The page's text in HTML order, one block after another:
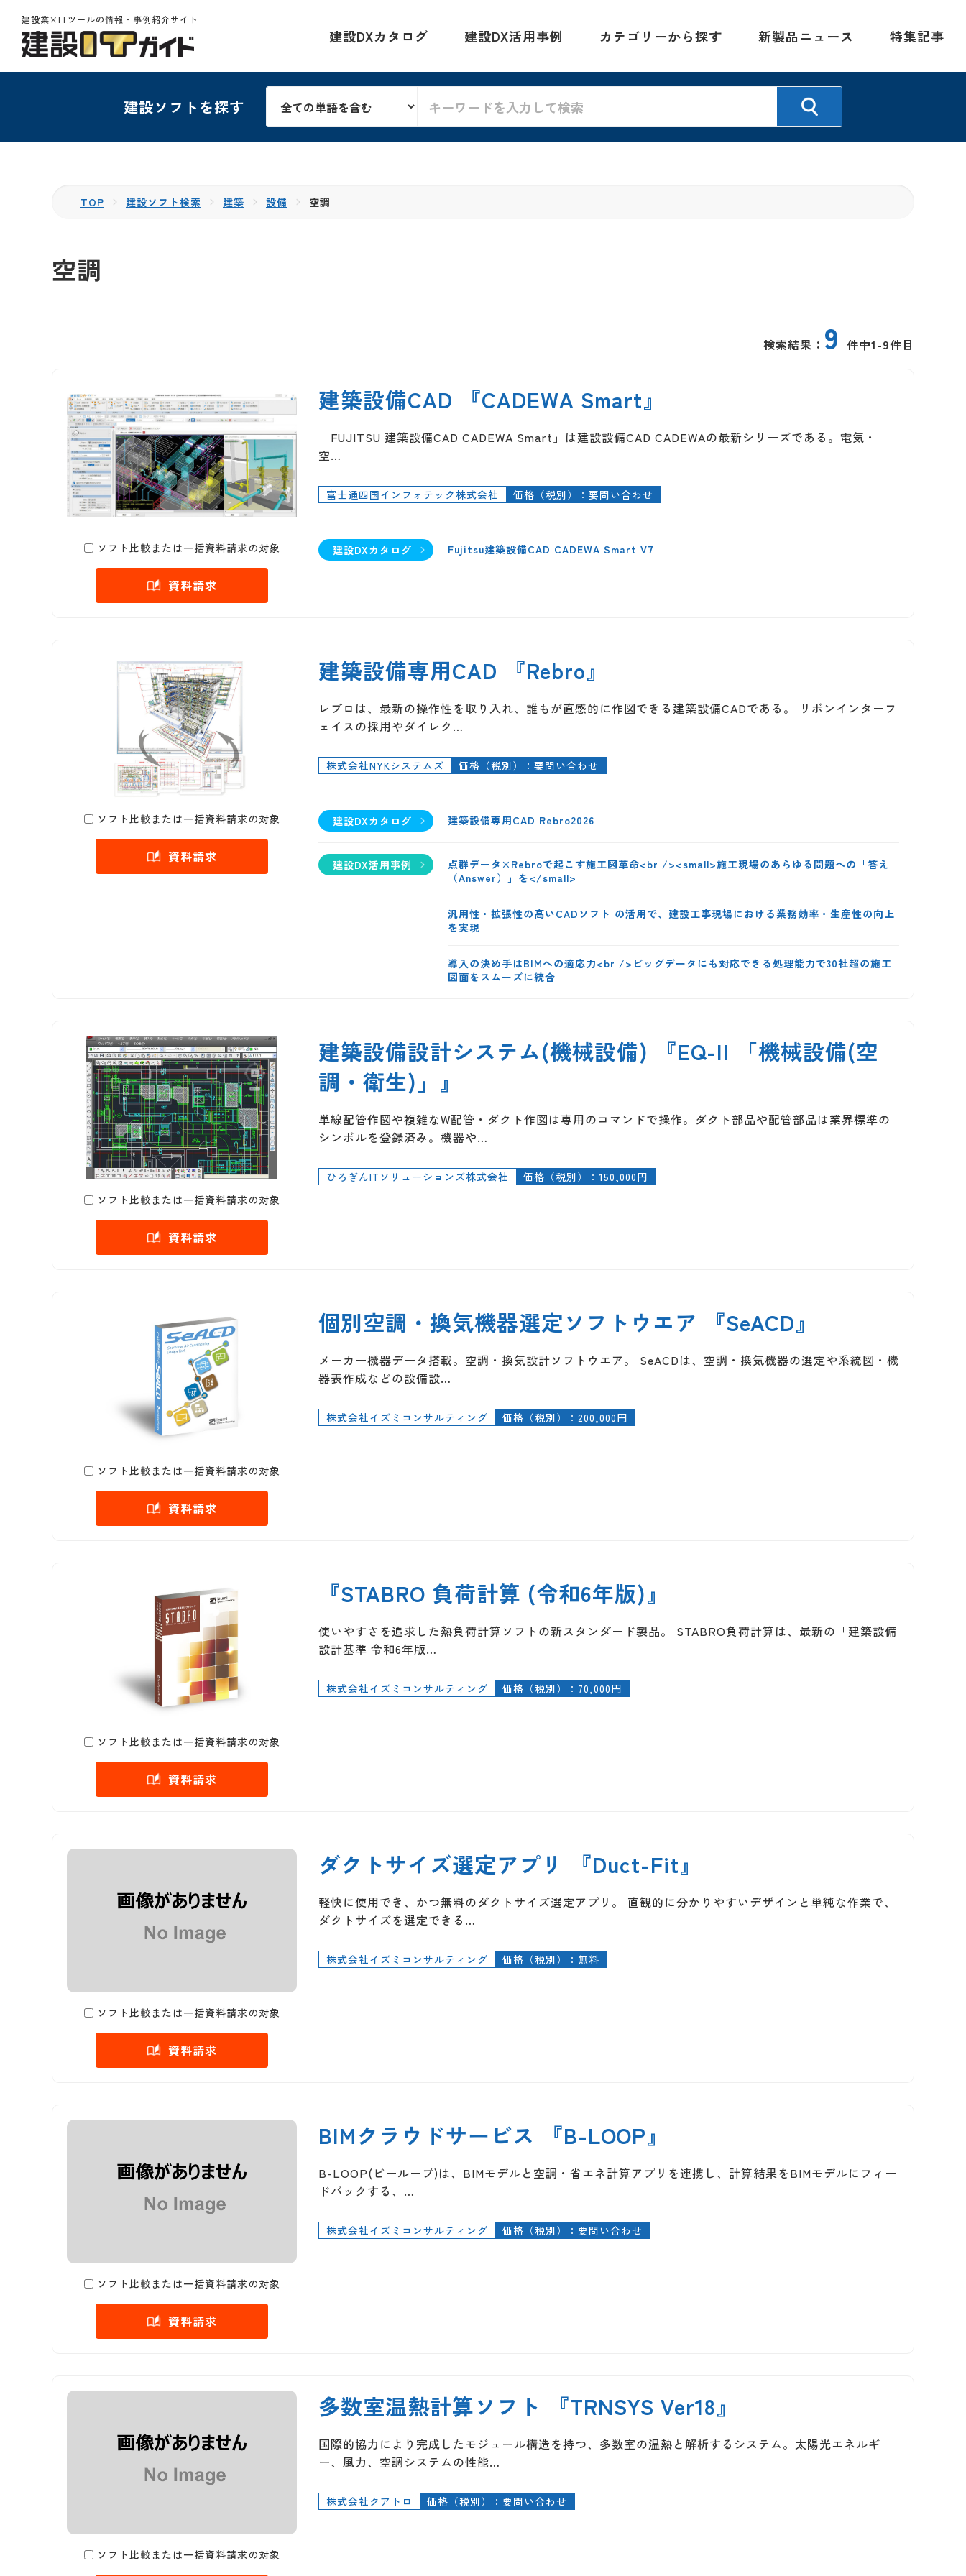
建設業×ITツールの情報・事例紹介サイト
建設DXカタログ 建設DX活用事例 カテゴリーから探す 新製品ニュース 特集記事
建設ソフトを探す
TOP 建設ソフト検索 建築 設備 空調
空調
検索結果： 9 件中1-9件目
ソフト比較または一括資料請求の対象
資料請求
建築設備CAD 『CADEWA Smart』
「FUJITSU 建築設備CAD CADEWA Smart」は建設設備CAD CADEWAの最新シリーズである。電気・
空…
富士通四国インフォテック株式会社 価格（税別）：要問い合わせ
建設DXカタログ Fujitsu建築設備CAD CADEWA Smart V7
ソフト比較または一括資料請求の対象
資料請求
建築設備専用CAD 『Rebro』
レブロは、最新の操作性を取り入れ、誰もが直感的に作図できる建築設備CADである。 リボンインターフ
ェイスの採用やダイレク…
株式会社NYKシステムズ 価格（税別）：要問い合わせ
建設DXカタログ 建築設備専用CAD Rebro2026
建設DX活用事例
点群データ×Rebroで起こす施工図革命<br /><small>施工現場のあらゆる問題への「答え
（Answer）」を</small>
汎用性・拡張性の高いCADソフト の活用で、建設工事現場における業務効率・生産性の向上
を実現
導入の決め手はBIMへの適応力<br />ビッグデータにも対応できる処理能力で30社超の施工
図面をスムーズに統合
ソフト比較または一括資料請求の対象
資料請求
建築設備設計システム(機械設備) 『EQ-II 「機械設備(空
調・衛生)」』
単線配管作図や複雑なW配管・ダクト作図は専用のコマンドで操作。ダクト部品や配管部品は業界標準の
シンボルを登録済み。機器や…
ひろぎんITソリューションズ株式会社 価格（税別）：150,000円
ソフト比較または一括資料請求の対象
資料請求
個別空調・換気機器選定ソフトウエア 『SeACD』
メーカー機器データ搭載。空調・換気設計ソフトウエア。 SeACDは、空調・換気機器の選定や系統図・機
器表作成などの設備設…
株式会社イズミコンサルティング 価格（税別）：200,000円
ソフト比較または一括資料請求の対象
資料請求
『STABRO 負荷計算 (令和6年版)』
使いやすさを追求した熱負荷計算ソフトの新スタンダード製品。 STABRO負荷計算は、最新の「建築設備
設計基準 令和6年版…
株式会社イズミコンサルティング 価格（税別）：70,000円
ソフト比較または一括資料請求の対象
資料請求
ダクトサイズ選定アプリ 『Duct-Fit』
軽快に使用でき、かつ無料のダクトサイズ選定アプリ。 直観的に分かりやすいデザインと単純な作業で、
ダクトサイズを選定できる…
株式会社イズミコンサルティング 価格（税別）：無料
ソフト比較または一括資料請求の対象
資料請求
BIMクラウドサービス 『B-LOOP』
B-LOOP(ビーループ)は、BIMモデルと空調・省エネ計算アプリを連携し、計算結果をBIMモデルにフィー
ドバックする、…
株式会社イズミコンサルティング 価格（税別）：要問い合わせ
ソフト比較または一括資料請求の対象
多数室温熱計算ソフト 『TRNSYS Ver18』
国際的協力により完成したモジュール構造を持つ、多数室の温熱と解析するシステム。太陽光エネルギ
ー、風力、空調システムの性能…
株式会社クアトロ 価格（税別）：要問い合わせ